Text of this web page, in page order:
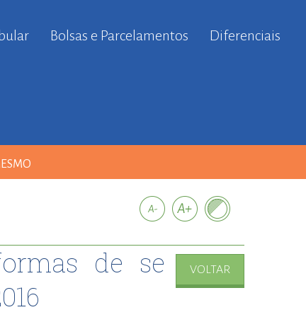
Bolsas e Parcelamentos Diferenciais
de se
VOLTAR